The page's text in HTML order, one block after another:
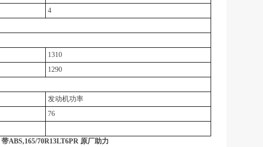
4
1310
1290
发动机功率
76
带ABS,165/70R13LT6PR 原厂助力